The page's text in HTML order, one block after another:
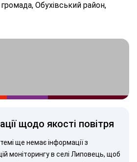
Обухівський район,
щодо якості повітря
ще немає інформації з
моніторингу в селі Липовець, щоб